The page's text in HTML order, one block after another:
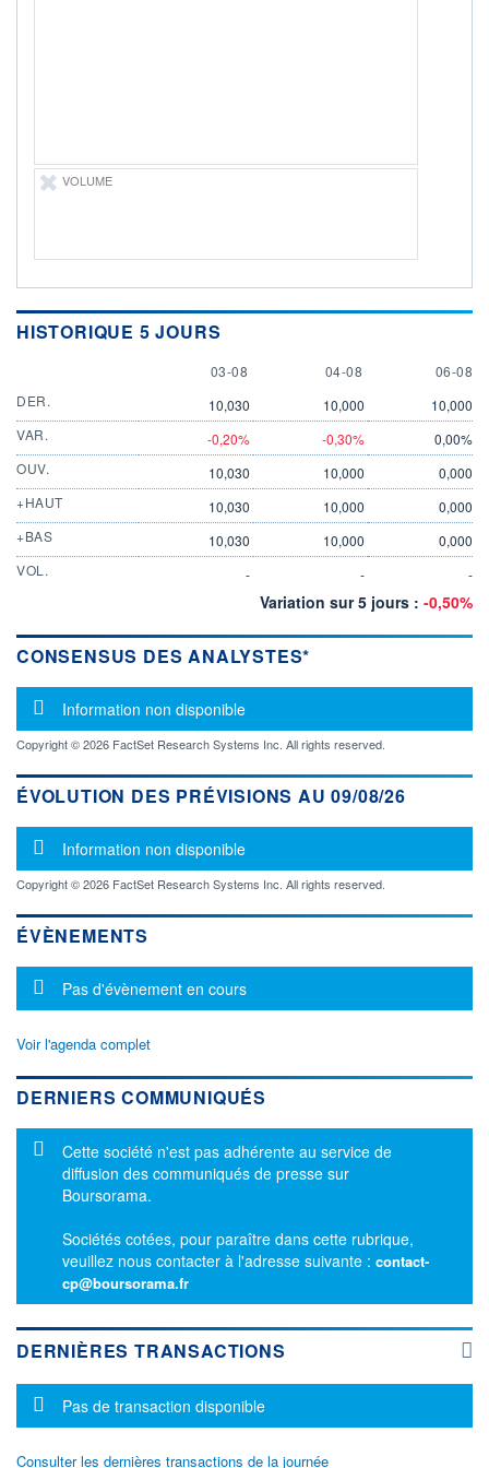
VOLUME
HISTORIQUE 5 JOURS
3 AUGUST
03-08 4 AUGUST
04-08 6
06-08
DER.
10,030 10,000
10,000
VAR.
-0,20% -0,30%
0,00%
OUV.
10,030 10,000
0,000
+HAUT
10,030 10,000
0,000
+BAS
10,030 10,000
0,000
VOL.
- - -
Variation sur 5 jours : -0,50%
CONSENSUS DES ANALYSTES*
Message d'information
Information non disponible
Copyright © 2026 FactSet Research Systems Inc. All rights reserved.
ÉVOLUTION DES PRÉVISIONS AU 09/08/26
Message d'information
Information non disponible
Copyright © 2026 FactSet Research Systems Inc. All rights reserved.
ÉVÈNEMENTS
Message d'information
Pas d'évènement en cours
Voir l'agenda complet
DERNIERS COMMUNIQUÉS
Message d'information
Cette société n'est pas adhérente au service de
diffusion des communiqués de presse sur
Boursorama.
Sociétés cotées, pour paraître dans cette rubrique,
veuillez nous contacter à l'adresse suivante : contact-
cp@boursorama.fr
DERNIÈRES TRANSACTIONS
Message d'information
Pas de transaction disponible
Consulter les dernières transactions de la journée